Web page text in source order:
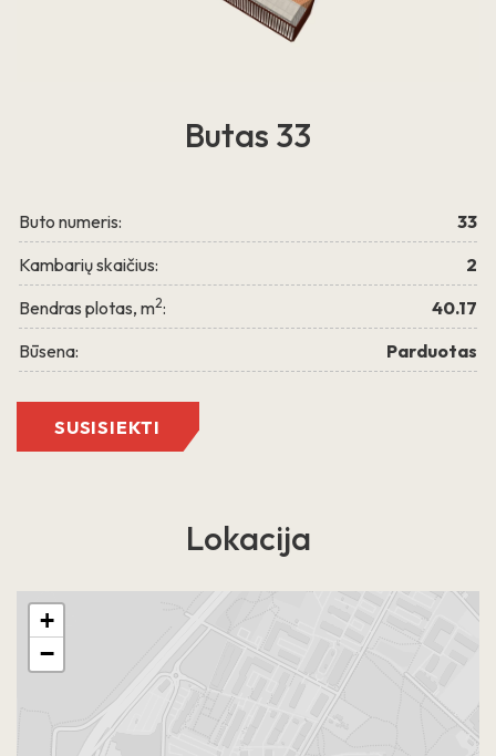
Grigalaukio 15 AButas 33
Buto numeris:
33
Kambarių skaičius:
2
Bendras plotas, m2:
40.17
Būsena:
Parduotas
SUSISIEKTI
Lokacija
+
−